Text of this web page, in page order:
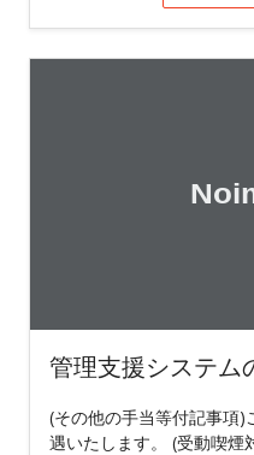
管理支援システム
(その他の手当等付記事項
遇いたします。 (受動喫煙